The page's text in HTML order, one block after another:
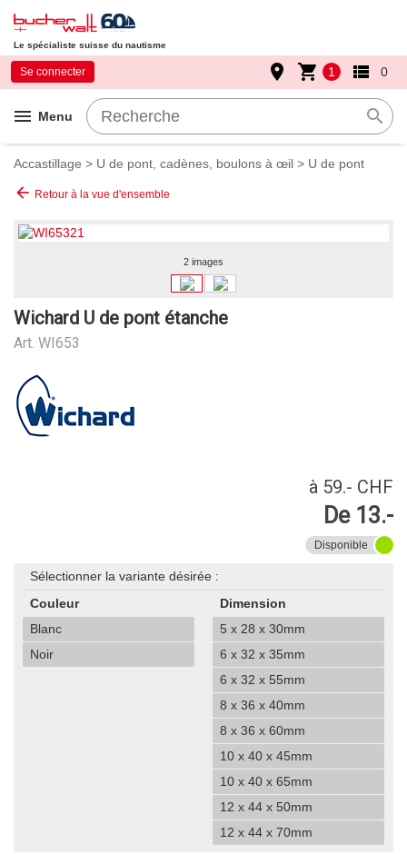
Le spécialiste suisse du nautisme
menu Menu search
Se connecter place shopping_cart 1 view_list 0
Accastillage > U de pont, cadènes, boulons à œil > U de pont
arrow_back Retour à la vue d'ensemble
2 images
Wichard U de pont étanche
Art. WI653
à 59.- CHF
De 13.-
Disponible
Sélectionner la variante désirée :
Couleur
Blanc
Noir
Dimension
5 x 28 x 30mm
6 x 32 x 35mm
6 x 32 x 55mm
8 x 36 x 40mm
8 x 36 x 60mm
10 x 40 x 45mm
10 x 40 x 65mm
12 x 44 x 50mm
12 x 44 x 70mm